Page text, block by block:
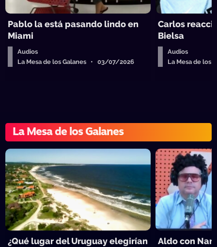
Pablo la está pasando lindo en
Miami
Audios
La Mesa de los Galanes • 03/07/2026
Carlos
Bielsa
Audios
La Mesa de los
La Mesa de los Galanes
¿Qué lugar del Uruguay elegirían
Aldo con